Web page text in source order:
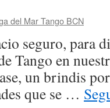
del Mar Tango BCN
seguro, para
Tango en
un brindis
que se …